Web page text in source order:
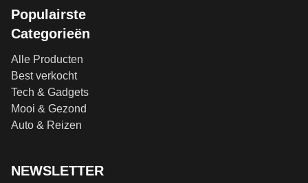
Populairste
Categorieën
Alle Producten
Best verkocht
Tech & Gadgets
Mooi & Gezond
Auto & Reizen
NEWSLETTER